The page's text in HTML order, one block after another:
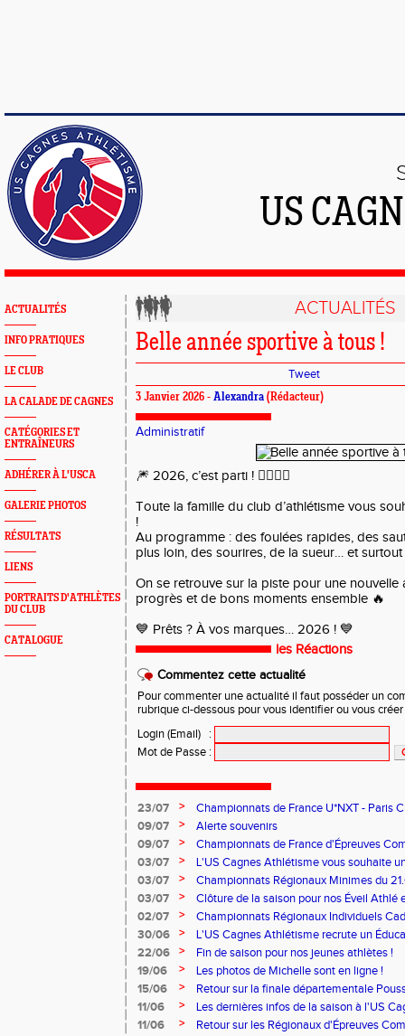
US
ACTUALITÉS
INFO PRATIQUES
LE CLUB
LA CALADE DE CAGNES
CATÉGORIES ET
ENTRAÎNEURS
ADHÉRER À L'USCA
GALERIE PHOTOS
RÉSULTATS
LIENS
PORTRAITS D'ATHLÈTES
DU CLUB
CATALOGUE
ACTUALITÉS
Belle année sportive à tous !
Tweet
3 Janvier 2026 - Alexandra (Rédacteur)
Administratif
🎆 2026, c’est parti ! 🏃‍♂️🏃‍♀️
Toute la famille du club d’athlétisme vous
!
Au programme : des foulées rapides, des
plus loin, des sourires, de la sueur… et
On se retrouve sur la piste pour une
progrès et de bons moments ensemble 🔥
💙 Prêts ? À vos marques… 2026 ! 💙
les Réactions
Commentez cette actualité
Pour commenter une actualité il faut posséder un
rubrique ci-dessous pour vous identifier ou vous
Login (Email)
:
Mot de Passe :
23/07 >
Championnats de France U*NXT - Paris
09/07
>
Alerte souvenirs
09/07
>
Championnats de France d'Épreuves
03/07
>
L'US Cagnes Athlétisme vous souhaite
03/07
>
Championnats Régionaux Minimes du
03/07
>
Clôture de la saison pour nos Éveil Athlé
02/07
>
Championnats Régionaux Individuels
30/06
>
L'US Cagnes Athlétisme recrute un
22/06
>
Fin de saison pour nos jeunes athlètes !
19/06
>
Les photos de Michelle sont en ligne !
15/06
>
Retour sur la finale départementale
11/06
>
Les dernières infos de la saison à l'US
11/06
>
Retour sur les Régionaux d'Épreuves